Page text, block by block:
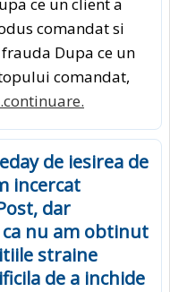
ce un client a
comandat si
Dupa ce un
comandat,
de iesirea de
incercat
dar
nu am obtinut
straine
de a inchide